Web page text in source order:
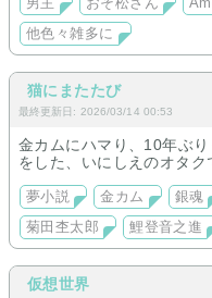
男主 おそ松さん
他色々雑多に
猫にまたたび
最終更新日: 2026/03/14 00:53
金カムにハマり、10年ぶ
をした、いにしえのオタク
夢小説 金カム 銀魂
菊田杢太郎
鯉登音之進
仮想世界